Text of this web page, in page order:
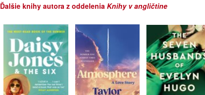
Ďalšie knihy autora z oddelenia Knihy v angličtine